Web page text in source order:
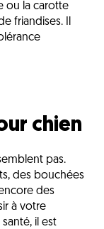
ou la carotte
friandises. Il
chien
pas.
des bouchées
des
à votre
il est